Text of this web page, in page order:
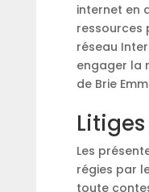
internet en
ressources
réseau
engager la
de Brie
Litiges
Les
régies par
toute